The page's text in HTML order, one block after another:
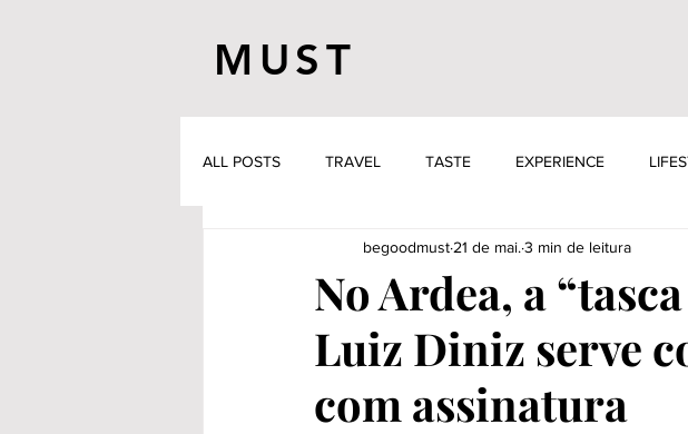
MUST
ALL POSTS TRAVEL TASTE EXPERIENCE
No Ardea, a
Luiz Diniz serve
com assinatura
begoodmust 21 de mai. 3 min de leitura